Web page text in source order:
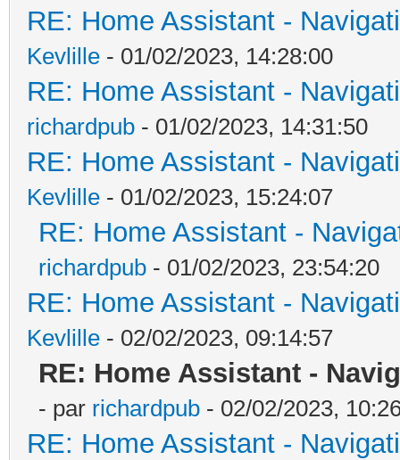
RE: Home Assistant -
Kevlille - 01/02/2023, 14:28:00
RE: Home Assistant -
richardpub - 01/02/2023, 14:31:50
RE: Home Assistant -
Kevlille - 01/02/2023, 15:24:07
RE: Home Assistant -
richardpub - 01/02/2023, 23:54:20
RE: Home Assistant -
Kevlille - 02/02/2023, 09:14:57
RE: Home Assistant -
- par richardpub - 02/02/2023,
RE: Home Assistant -